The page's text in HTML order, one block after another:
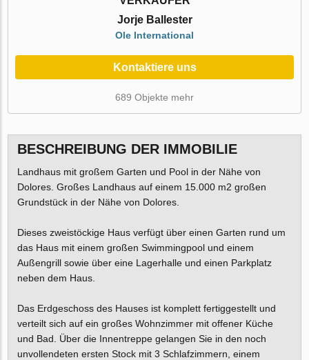
Jorje Ballester
Ole International
Kontaktiere uns
689 Objekte mehr
BESCHREIBUNG DER IMMOBILIE
Landhaus mit großem Garten und Pool in der Nähe von
Dolores. Großes Landhaus auf einem 15.000 m2 großen
Grundstück in der Nähe von Dolores.
Dieses zweistöckige Haus verfügt über einen Garten rund um
das Haus mit einem großen Swimmingpool und einem
Außengrill sowie über eine Lagerhalle und einen Parkplatz
neben dem Haus.
Das Erdgeschoss des Hauses ist komplett fertiggestellt und
verteilt sich auf ein großes Wohnzimmer mit offener Küche
und Bad. Über die Innentreppe gelangen Sie in den noch
unvollendeten ersten Stock mit 3 Schlafzimmern, einem